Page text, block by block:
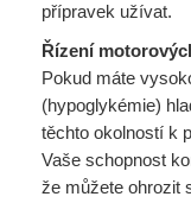
přípravek užívat.
Řízení
Pokud máte
(hypoglykémie)
těchto okolností k
Vaše schopnost
že můžete ohrozit